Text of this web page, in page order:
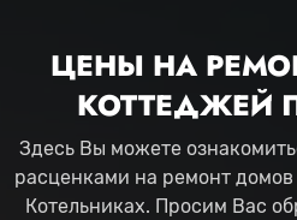
ЦЕНЫ НА
КОТТЕДЖЕЙ
Здесь Вы можете
расценками на ремонт
Котельниках. Просим Вас